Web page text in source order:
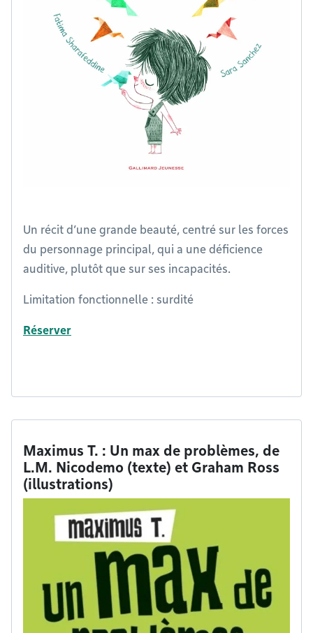
Un récit d’une grande beauté, centré sur les forces
du personnage principal, qui a une déficience
auditive, plutôt que sur ses incapacités.
Limitation fonctionnelle : surdité
Réserver
Maximus T. : Un max de problèmes, de
L.M. Nicodemo (texte) et Graham Ross
(illustrations)